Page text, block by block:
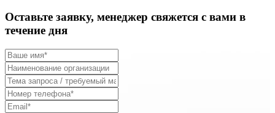
Оставьте заявку, менеджер свяжется с вами в
течение дня